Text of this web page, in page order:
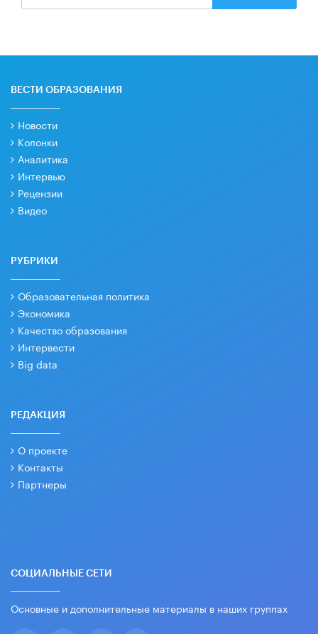
ВЕСТИ ОБРАЗОВАНИЯ
Новости
Колонки
Аналитика
Интервью
Рецензии
Видео
РУБРИКИ
Образовательная политика
Экономика
Качество образования
Интервести
Big data
РЕДАКЦИЯ
О проекте
Контакты
Партнеры
СОЦИАЛЬНЫЕ СЕТИ
Основные и дополнительные материалы в наших группах